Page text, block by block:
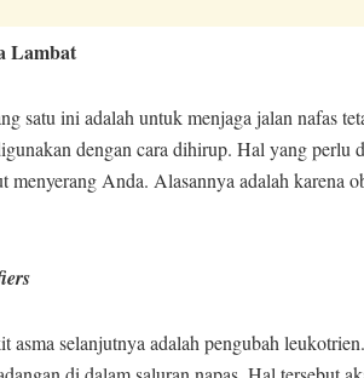
Lambat
satu ini adalah untuk menjaga jalan nafas
dengan cara dihirup. Hal yang perlu
menyerang Anda. Alasannya adalah karena
asma selanjutnya adalah pengubah